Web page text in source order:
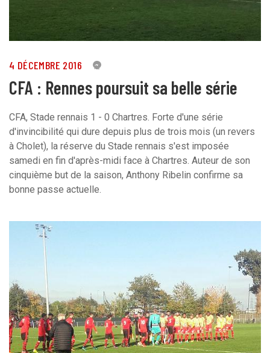
4 DÉCEMBRE 2016 2
CFA : Rennes poursuit sa belle série
CFA, Stade rennais 1 - 0 Chartres. Forte d'une série
d'invincibilité qui dure depuis plus de trois mois (un revers
à Cholet), la réserve du Stade rennais s'est imposée
samedi en fin d'après-midi face à Chartres. Auteur de son
cinquième but de la saison, Anthony Ribelin confirme sa
bonne passe actuelle.